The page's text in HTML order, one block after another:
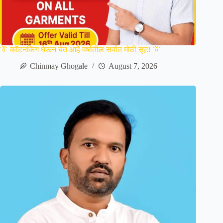
👔 कॉटनकिंग घेऊन येत आहे वर्षातील सर्वात मोठी सूट! 👔
Chinmay Ghogale
August 7, 2026